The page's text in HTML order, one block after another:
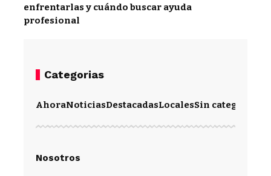
enfrentarlas y cuándo buscar ayuda
profesional
Categorias
AhoraNoticiasDestacadasLocalesSin categoría
Nosotros